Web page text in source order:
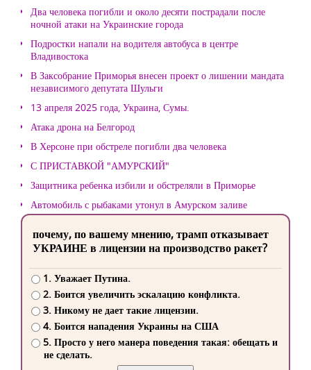
Два человека погибли и около десяти пострадали после
ночной атаки на Украинские города
Подростки напали на водителя автобуса в центре
Владивостока
В Заксобрание Приморья внесен проект о лишении мандата
независимого депутата Шульги
13 апреля 2025 года, Украина, Сумы.
Атака дрона на Белгород
В Херсоне при обстреле погибли два человека
С ПРИСТАВКОЙ "АМУРСКИЙ"
Защитника ребенка избили и обстреляли в Приморье
Автомобиль с рыбаками утонул в Амурском заливе
почему, по вашему мнению, трамп отказывает
УКРАИНЕ в лицензии на производство ракет?
1. Уважает Путина.
2. Боится увеличить эскалацию конфликта.
3. Никому не дает такие лицензии.
4. Боится нападения Украины на США
5. Просто у него манера поведения такая: обещать и
не сделать.